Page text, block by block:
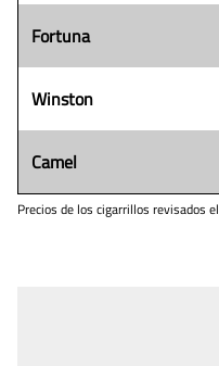
Fortuna
Winston
Camel
Precios de los cigarrillos revisados el